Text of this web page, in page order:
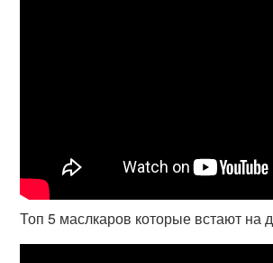
Топ 5 маслкаров которые встают на